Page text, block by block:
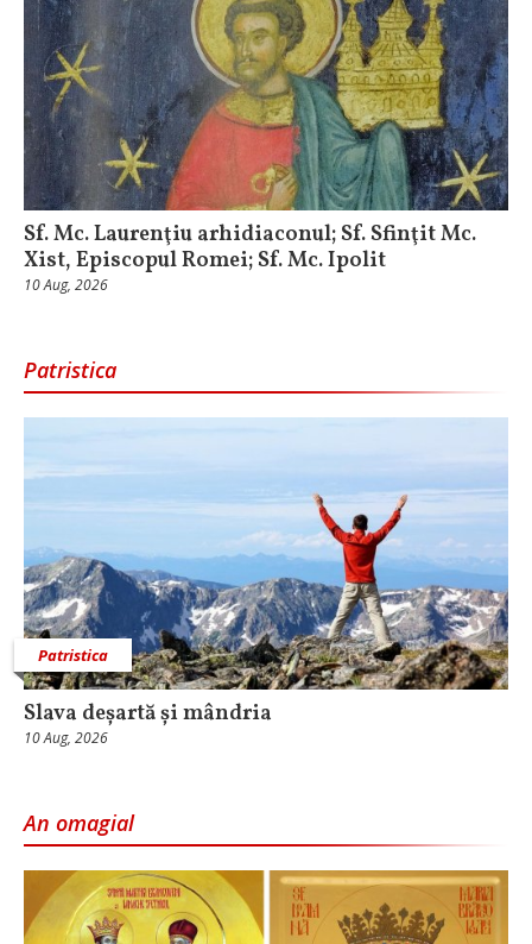
Sf. Mc. Laurenţiu arhidiaconul; Sf. Sfinţit Mc.
Xist, Episcopul Romei; Sf. Mc. Ipolit
10 Aug, 2026
Patristica
Patristica
Slava deșartă și mândria
10 Aug, 2026
An omagial